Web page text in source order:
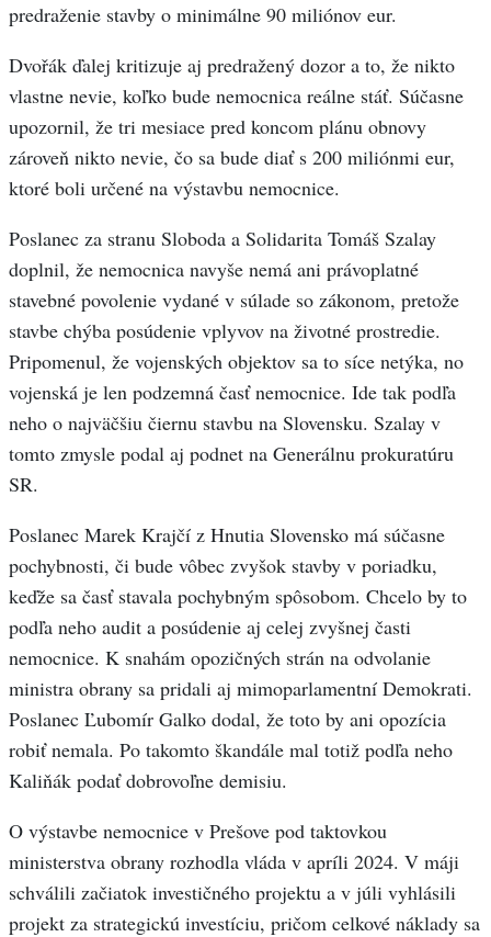
predraženie stavby o minimálne 90 miliónov eur.
Dvořák ďalej kritizuje aj predražený dozor a to, že nikto
vlastne nevie, koľko bude nemocnica reálne stáť. Súčasne
upozornil, že tri mesiace pred koncom plánu obnovy
zároveň nikto nevie, čo sa bude diať s 200 miliónmi eur,
ktoré boli určené na výstavbu nemocnice.
Poslanec za stranu Sloboda a Solidarita Tomáš Szalay
doplnil, že nemocnica navyše nemá ani právoplatné
stavebné povolenie vydané v súlade so zákonom, pretože
stavbe chýba posúdenie vplyvov na životné prostredie.
Pripomenul, že vojenských objektov sa to síce netýka, no
vojenská je len podzemná časť nemocnice. Ide tak podľa
neho o najväčšiu čiernu stavbu na Slovensku. Szalay v
tomto zmysle podal aj podnet na Generálnu prokuratúru
SR.
Poslanec Marek Krajčí z Hnutia Slovensko má súčasne
pochybnosti, či bude vôbec zvyšok stavby v poriadku,
keďže sa časť stavala pochybným spôsobom. Chcelo by to
podľa neho audit a posúdenie aj celej zvyšnej časti
nemocnice. K snahám opozičných strán na odvolanie
ministra obrany sa pridali aj mimoparlamentní Demokrati.
Poslanec Ľubomír Galko dodal, že toto by ani opozícia
robiť nemala. Po takomto škandále mal totiž podľa neho
Kaliňák podať dobrovoľne demisiu.
O výstavbe nemocnice v Prešove pod taktovkou
ministerstva obrany rozhodla vláda v apríli 2024. V máji
schválili začiatok investičného projektu a v júli vyhlásili
projekt za strategickú investíciu, pričom celkové náklady sa